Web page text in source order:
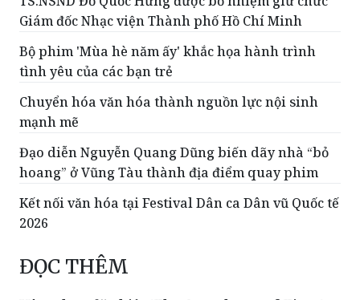
Bộ phim 'Mùa hè năm ấy' khắc họa hành trình
tình yêu của các bạn trẻ
Chuyển hóa văn hóa thành nguồn lực nội sinh
mạnh mẽ
Đạo diễn Nguyễn Quang Dũng biến dãy nhà “bỏ
hoang” ở Vũng Tàu thành địa điểm quay phim
Kết nối văn hóa tại Festival Dân ca Dân vũ Quốc tế
2026
ĐỌC THÊM
Hòa nhạc đặc biệt 'The Symphony of Time'